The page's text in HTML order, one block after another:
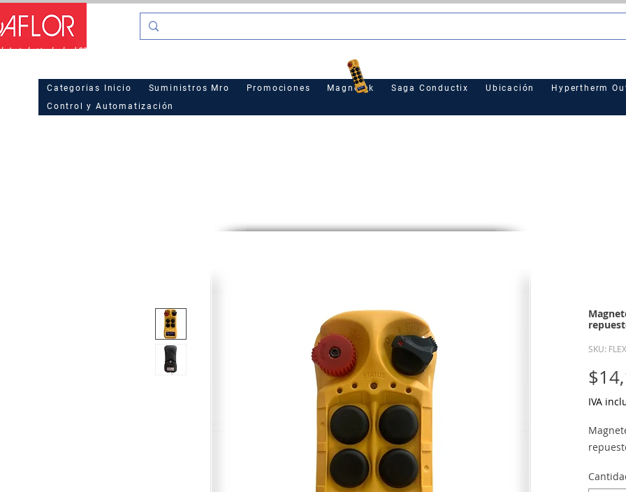
Categorias Inicio Suministros Mro Promociones Magnetek Saga Conductix Ubicación Hypertherm
Control y Automatización
La industria desde el 2016
SKU:
IVA